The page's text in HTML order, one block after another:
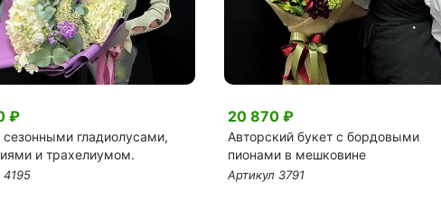
₽
сезонными гладиолусами,
и трахелиумом.
4195
20 870 ₽
Авторский букет с бордовыми
пионами в мешковине
Артикул 3791